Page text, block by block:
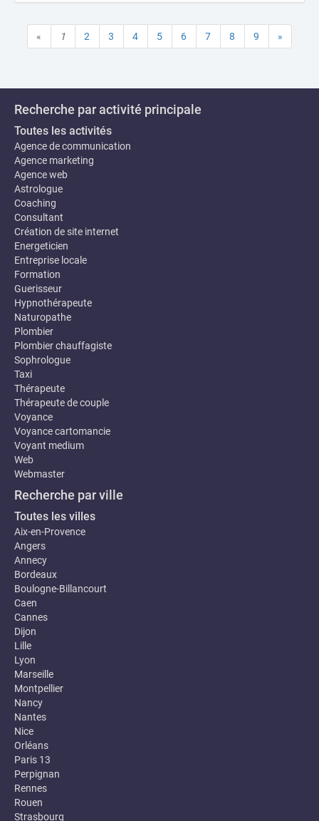
« 1 2 3 4 5 6 7 8 9 »
Recherche par activité principale
Toutes les activités
Agence de communication
Agence marketing
Agence web
Astrologue
Coaching
Consultant
Création de site internet
Energeticien
Entreprise locale
Formation
Guerisseur
Hypnothérapeute
Naturopathe
Plombier
Plombier chauffagiste
Sophrologue
Taxi
Thérapeute
Thérapeute de couple
Voyance
Voyance cartomancie
Voyant medium
Web
Webmaster
Recherche par ville
Toutes les villes
Aix-en-Provence
Angers
Annecy
Bordeaux
Boulogne-Billancourt
Caen
Cannes
Dijon
Lille
Lyon
Marseille
Montpellier
Nancy
Nantes
Nice
Orléans
Paris 13
Perpignan
Rennes
Rouen
Strasbourg